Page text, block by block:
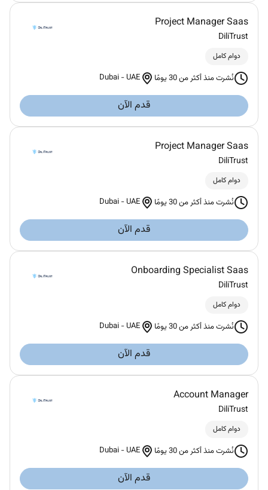
Project Manager Saas
DiliTrust
دوام كامل
نُشرت منذ أكثر من 30 يومًا Dubai -UAE
قدم الآن
Project Manager Saas
DiliTrust
دوام كامل
نُشرت منذ أكثر من 30 يومًا Dubai -UAE
قدم الآن
Onboarding Specialist Saas
DiliTrust
دوام كامل
نُشرت منذ أكثر من 30 يومًا Dubai -UAE
قدم الآن
Account Manager
DiliTrust
دوام كامل
نُشرت منذ أكثر من 30 يومًا Dubai -UAE
قدم الآن